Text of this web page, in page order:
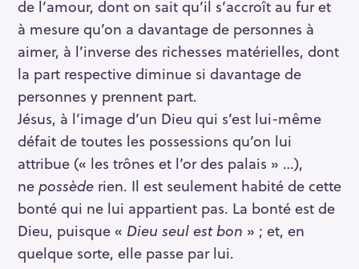
de l’amour, dont on sait qu’il s’accroît au fur et
à mesure qu’on a davantage de personnes à
aimer, à l’inverse des richesses matérielles, dont
la part respective diminue si davantage de
personnes y prennent part.
Jésus, à l’image d’un Dieu qui s’est lui-même
défait de toutes les possessions qu’on lui
attribue (« les trônes et l’or des palais » …),
nepossède rien. Il est seulement habité de cette
bonté qui ne lui appartient pas. La bonté est de
Dieu, puisque « Dieu seul est bon » ; et, en
quelque sorte, elle passe par lui.